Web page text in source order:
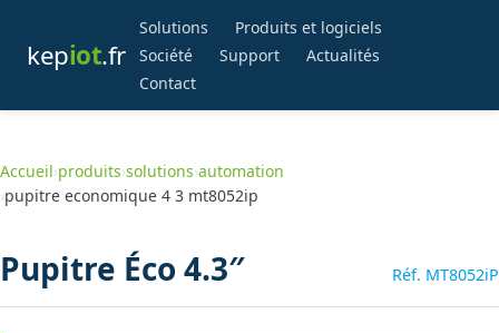
kepiot.fr
Solutions
Produits et logiciels
Société
Support
Actualités
Contact
Accueil›produits›solutions›automation
›pupitre economique 4 3 mt8052ip
Pupitre Éco 4.3″ Réf. MT8052iP